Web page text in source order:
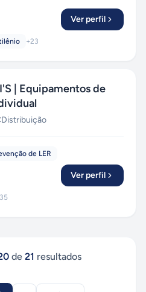
+23
Ver perfil
| Equipamentos de
Distribuição
de LER
Ver perfil
de 21 resultados